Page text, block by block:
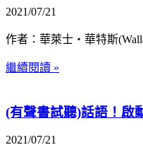
2021/07/21
作者：華萊士‧華特斯
繼續閱讀 »
(有聲書試聽)話語！啟
2021/07/21